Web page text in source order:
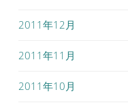
2011年12月
2011年11月
2011年10月